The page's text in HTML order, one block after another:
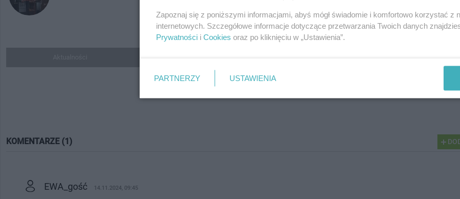
KOMENTARZE (1)
EWA_gość 14.11.2024, 09:45
Zapoznaj się z poniższymi informacjami, abyś mógł świadomie i komfortowo korzystać z
internetowych. Szczegółowe informacje dotyczące przetwarzania Twoich danych
Prywatności i Cookies oraz po kliknięciu w „Ustawienia”.
PARTNERZY USTAWIENIA